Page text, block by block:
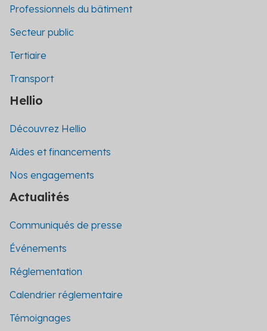
Professionnels du bâtiment
Secteur public
Tertiaire
Transport
Hellio
Découvrez Hellio
Aides et financements
Nos engagements
Actualités
Communiqués de presse
Événements
Réglementation
Calendrier réglementaire
Témoignages